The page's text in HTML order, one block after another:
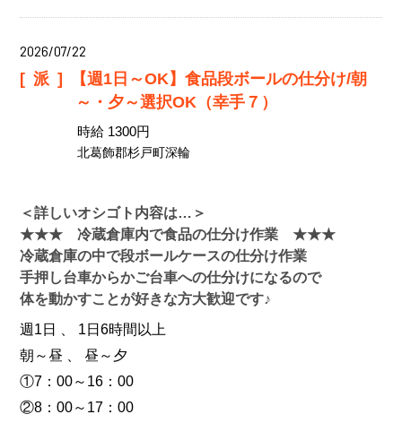
2026/07/22
[派]
【週1日～OK】食品段ボールの仕分け/朝
～・夕～選択OK（幸手７）
時給 1300円
北葛飾郡杉戸町深輪
＜詳しいオシゴト内容は…＞
★★★ 冷蔵倉庫内で食品の仕分け作業 ★★★
冷蔵倉庫の中で段ボールケースの仕分け作業
手押し台車からかご台車への仕分けになるので
体を動かすことが好きな方大歓迎です♪
週1日 、 1日6時間以上
朝～昼 、 昼～夕
①7：00～16：00
②8：00～17：00